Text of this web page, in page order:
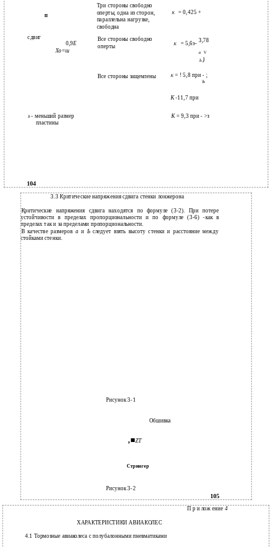
п
сдвиг
0,9Е
Хо=ш
Три стороны свободно
оперты, одна из сторон,
параллельна нагрузке,
свободна
Все стороны свободно
оперты
Все стороны защемлены
К =0,425 +
К = 5,6э- 3,78
а V
Ь }
К = ! 5,8 при - ;
ь
К-11,7 при
b- меньший размер К =9,3 при - >з
пластины
104
3.3 Критические напряжения сдвига стенки лонжерона
Критические напряжения сдвига находятся по формуле (3-2). При потере
устойчивости в пределах пропорциональности и по формуле (3-6) -как в
пределах так и за пределами пропорциональности.
В качестве размеров аи Ьследует взять высоту стенки и расстояние между
стойками стенки.
Рисунок 3-1
Обшивка
,■ZT
Стрингер
Рисунок 3-2
105
П р и лож ение 4
ХАРАКТЕРИСТИКИ АВИАКОЛЕС
4.1 Тормозные авиаколеса с полубалонными пневматиками